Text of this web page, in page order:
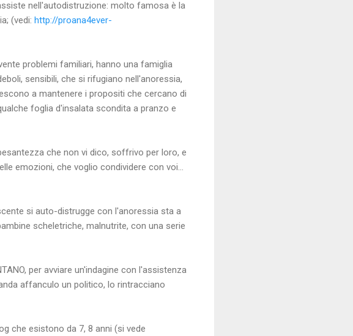
nell'autodistruzione: molto famosa è la
(vedi: http://proana4ever-
problemi familiari, hanno una famiglia
sensibili, che si rifugiano nell'anoressia,
a mantenere i propositi che cercano di
foglia d'insalata scondita a pranzo e
che non vi dico, soffrivo per loro, e
emozioni, che voglio condividere con voi...
si auto-distrugge con l'anoressia sta a
scheletriche, malnutrite, con una serie
per avviare un'indagine con l'assistenza
affanculo un politico, lo rintracciano
che esistono da 7, 8 anni (si vede